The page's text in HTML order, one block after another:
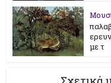
με τ